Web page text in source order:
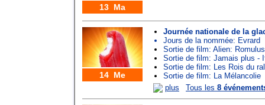
13 Ma
14 Me
Journée nationale de la
Jours de la nommée: Evrard
Sortie de film: Alien: Romulus
Sortie de film: Jamais plus -
Sortie de film: Les Rois du
Sortie de film: La Mélancolie
plus
Tous les 8